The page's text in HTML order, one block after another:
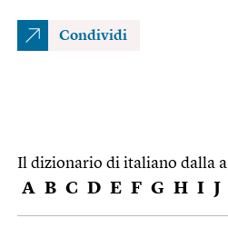
Condividi
Il dizionario di italiano dalla
A B C D E F G H I J